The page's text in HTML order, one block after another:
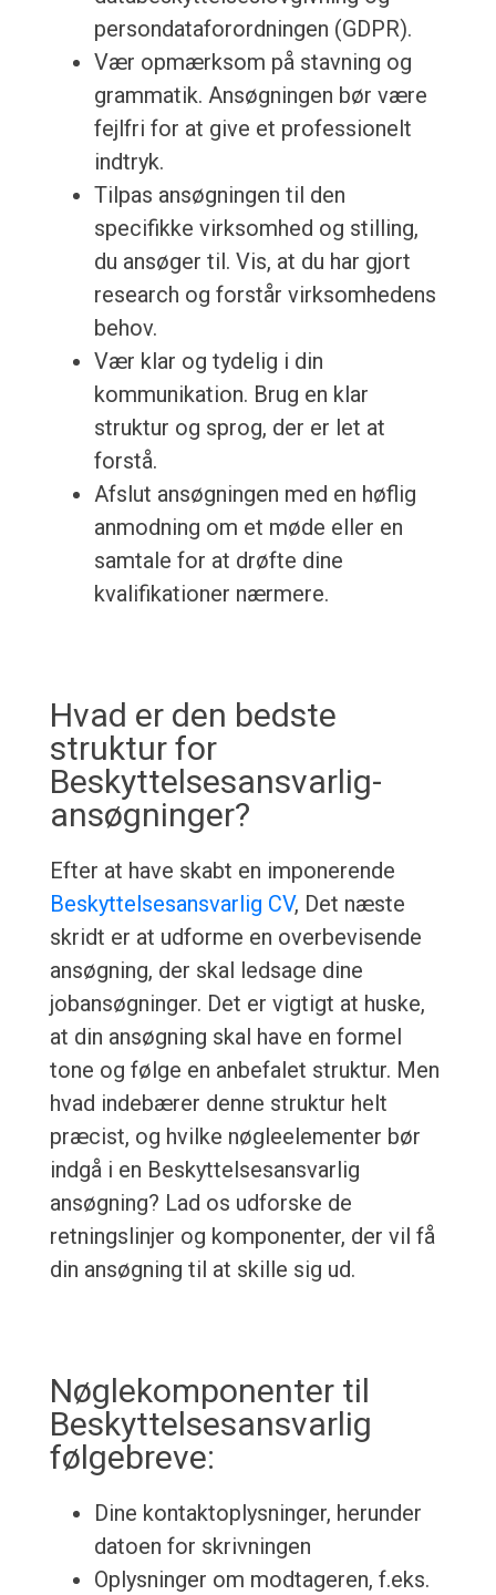
persondataforordningen (GDPR).
Vær opmærksom på stavning og
grammatik. Ansøgningen bør være
fejlfri for at give et professionelt
indtryk.
Tilpas ansøgningen til den
specifikke virksomhed og stilling,
du ansøger til. Vis, at du har gjort
research og forstår virksomhedens
behov.
Vær klar og tydelig i din
kommunikation. Brug en klar
struktur og sprog, der er let at
forstå.
Afslut ansøgningen med en høflig
anmodning om et møde eller en
samtale for at drøfte dine
kvalifikationer nærmere.
Hvad er den bedste
struktur for
Beskyttelsesansvarlig-
ansøgninger?
Efter at have skabt en imponerende
Beskyttelsesansvarlig CV, Det næste
skridt er at udforme en overbevisende
ansøgning, der skal ledsage dine
jobansøgninger. Det er vigtigt at huske,
at din ansøgning skal have en formel
tone og følge en anbefalet struktur. Men
hvad indebærer denne struktur helt
præcist, og hvilke nøgleelementer bør
indgå i en Beskyttelsesansvarlig
ansøgning? Lad os udforske de
retningslinjer og komponenter, der vil få
din ansøgning til at skille sig ud.
Nøglekomponenter til
Beskyttelsesansvarlig
følgebreve:
Dine kontaktoplysninger, herunder
datoen for skrivningen
Oplysninger om modtageren, f.eks.